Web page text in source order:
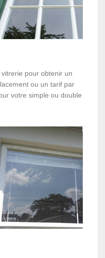
pour obtenir un
ou un tarif par
votre simple ou double